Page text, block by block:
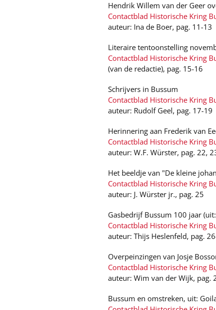
Hendrik Willem van der Geer
Contactblad Historische Kring
auteur: Ina de Boer, pag. 11-13
Literaire tentoonstelling
Contactblad Historische Kring
(van de redactie), pag. 15-16
Schrijvers in Bussum
Contactblad Historische Kring
auteur: Rudolf Geel, pag. 17-19
Herinnering aan Frederik van
Contactblad Historische Kring
auteur: W.F. Würster, pag. 22,
Het beeldje van "De kleine
Contactblad Historische Kring
auteur: J. Würster jr., pag. 25
Gasbedrijf Bussum 100 jaar
Contactblad Historische Kring
auteur: Thijs Heslenfeld, pag.
Overpeinzingen van Josje
Contactblad Historische Kring
auteur: Wim van der Wijk, pag.
Bussum en omstreken, uit: